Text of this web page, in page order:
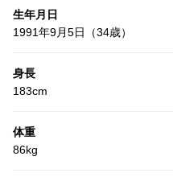
生年月日
1991年9月5日（34歳）
身長
183cm
体重
86kg